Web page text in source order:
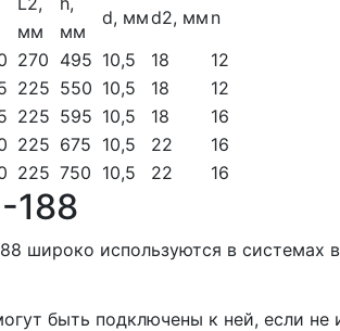
d, ммd2, мм n
мм
мм
270 495 10,5 18
12
225 550 10,5 18
12
225 595 10,5 18
16
225 675 10,5 22
16
225 750 10,5 22 16
188
широко используются в системах
быть подключены к ней, если